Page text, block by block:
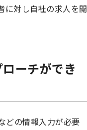
に対し自社の求人を閲
ーチができ
どの情報入力が必要